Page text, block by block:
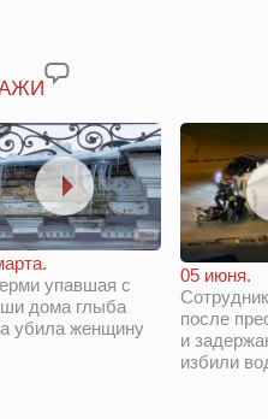
упавшая с
дома глыба
убила женщину
05 июня.
после
и
избили